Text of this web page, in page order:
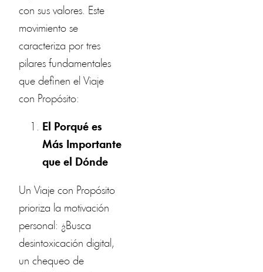
con sus valores. Este
movimiento se
caracteriza por tres
pilares fundamentales
que definen el Viaje
con Propósito:
El Porqué es
Más Importante
que el Dónde
Un Viaje con Propósito
prioriza la motivación
personal: ¿Busca
desintoxicación digital,
un chequeo de